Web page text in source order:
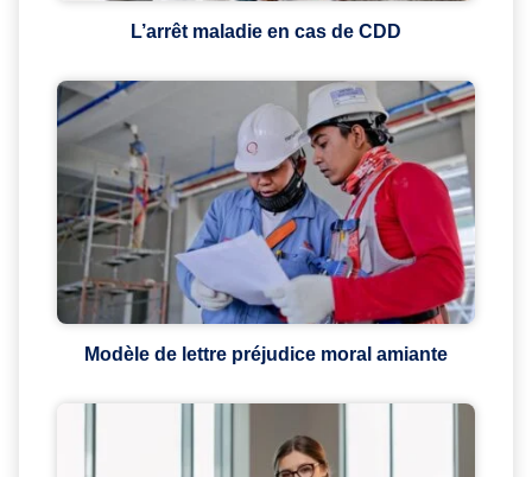
L’arrêt maladie en cas de CDD
Modèle de lettre préjudice moral amiante